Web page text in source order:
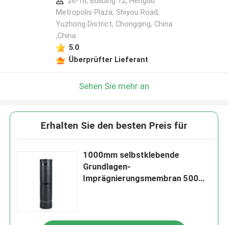
Metropolis Plaza, Shiyou Road,
Yuzhong District, Chongqing, China
,China
5.0
Überprüfter Lieferant
Sehen Sie mehr an
Erhalten Sie den besten Preis für
1000mm selbstklebende
Grundlagen-
Imprägnierungsmembran 500